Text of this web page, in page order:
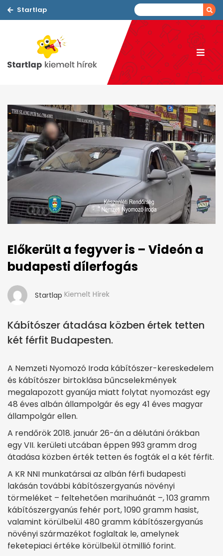
Startlap
Előkerült a fegyver is – Videón a
budapesti dílerfogás
Startlap Kiemelt Hírek
Kábítószer átadása közben értek tetten
két férfit Budapesten.
A Nemzeti Nyomozó Iroda kábítószer-kereskedelem
és kábítószer birtoklása bűncselekmények
megalapozott gyanúja miatt folytat nyomozást egy
48 éves albán állampolgár és egy 41 éves magyar
állampolgár ellen.
A rendőrök 2018. január 26-án a délutáni órákban
egy VII. kerületi utcában éppen 993 gramm drog
átadása közben érték tetten és fogták el a két férfit.
A KR NNI munkatársai az albán férfi budapesti
lakásán további kábítószergyanús növényi
törmeléket – feltehetően marihuánát –, 103 gramm
kábítószergyanús fehér port, 1090 gramm hasist,
valamint körülbelül 480 gramm kábítószergyanús
növényi származékot foglaltak le, amelynek
feketepiaci értéke körülbelül ötmillió forint.